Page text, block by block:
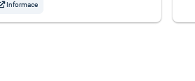
Informace